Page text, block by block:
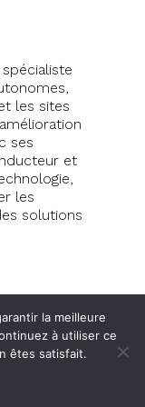
les sites
ses
et
les
solutions
la meilleure
à utiliser ce
êtes satisfait.